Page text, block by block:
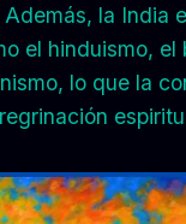
la India
el hinduismo, el
lo que la